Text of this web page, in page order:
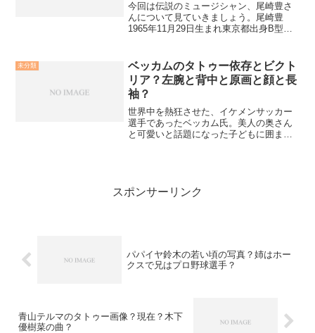
今回は伝説のミュージシャン、尾崎豊さ
んについて見ていきましょう。尾崎豊
1965年11月29日生まれ東京都出身B型尾
学、高校では喫煙、オートバイ事故、飲
酒に加え乱闘事件も起...
未分類
ベッカムのタトゥー依存とビクト
リア？左腕と背中と原画と顔と長
袖？
世界中を熱狂させた、イケメンサッカー
選手であったベッカム氏。美人の奥さん
と可愛いと話題になった子どもに囲まれ
スポンサーリンク
パパイヤ鈴木の若い頃の写真？姉はホー
クスで兄はプロ野球選手？
青山テルマのタトゥー画像？現在？木下
優樹菜の曲？